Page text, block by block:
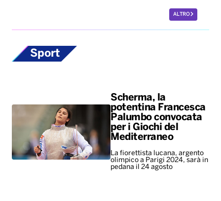
ALTRO
Sport
Scherma, la
potentina Francesca
Palumbo convocata
per i Giochi del
Mediterraneo
La fiorettista lucana, argento
olimpico a Parigi 2024, sarà in
pedana il 24 agosto